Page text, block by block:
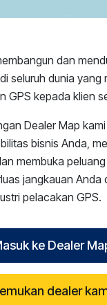
dan
seluruh dunia yang
GPS kepada klien
Dealer Map
bisnis Anda,
membuka peluang
jangkauan Anda
pelacakan GPS.
ke Dealer
dealer